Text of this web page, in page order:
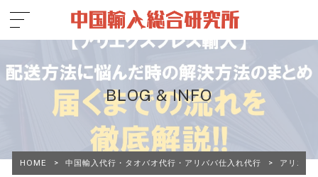
BLOG & INFO
HOME > 中国輸入代行・タオバオ代行・アリババ仕入れ代行 > アリエク